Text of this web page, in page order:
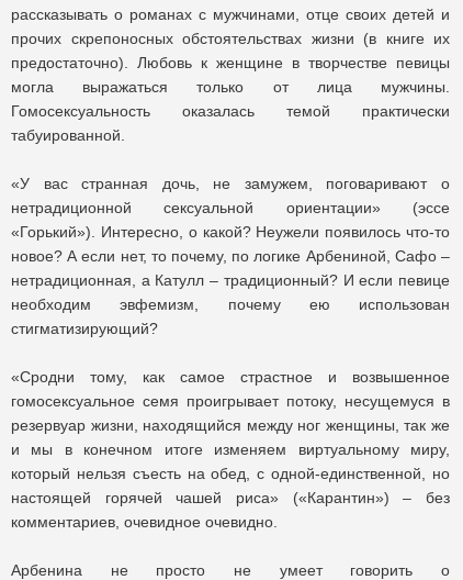
рассказывать о романах с мужчинами, отце своих детей и
прочих скрепоносных обстоятельствах жизни (в книге их
предостаточно). Любовь к женщине в творчестве певицы
могла выражаться только от лица мужчины.
Гомосексуальность оказалась темой практически
табуированной.
«У вас странная дочь, не замужем, поговаривают о
нетрадиционной сексуальной ориентации» (эссе
«Горький»). Интересно, о какой? Неужели появилось что-то
новое? А если нет, то почему, по логике Арбениной, Сафо ‒
нетрадиционная, а Катулл ‒ традиционный? И если певице
необходим эвфемизм, почему ею использован
стигматизирующий?
«Сродни тому, как самое страстное и возвышенное
гомосексуальное семя проигрывает потоку, несущемуся в
резервуар жизни, находящийся между ног женщины, так же
и мы в конечном итоге изменяем виртуальному миру,
который нельзя съесть на обед, с одной-единственной, но
настоящей горячей чашей риса» («Карантин») ‒ без
комментариев, очевидное очевидно.
Арбенина не просто не умеет говорить о